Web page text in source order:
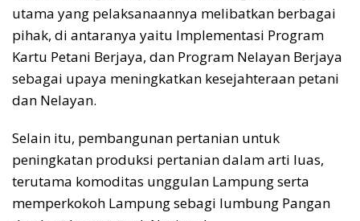
utama yang pelaksanaannya melibatkan berbagai
pihak, di antaranya yaitu Implementasi Program
Kartu Petani Berjaya, dan Program Nelayan Berjaya
sebagai upaya meningkatkan kesejahteraan petani
dan Nelayan.
Selain itu, pembangunan pertanian untuk
peningkatan produksi pertanian dalam arti luas,
terutama komoditas unggulan Lampung serta
memperkokoh Lampung sebagi lumbung Pangan